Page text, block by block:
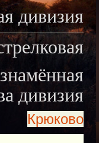
дивизия
дивизия
Крюково